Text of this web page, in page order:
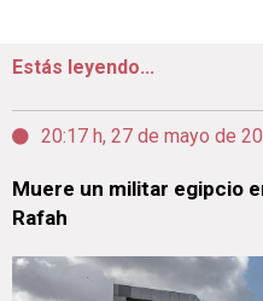
Estás leyendo...
20:17 h, 27 de mayo de
Muere un militar egipcio
Rafah